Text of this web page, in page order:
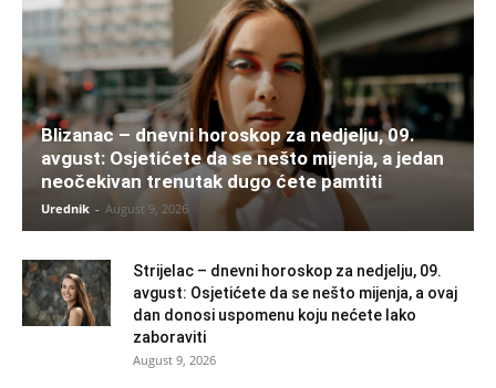
Blizanac – dnevni horoskop za nedjelju, 09.
avgust: Osjetićete da se nešto mijenja, a jedan
neočekivan trenutak dugo ćete pamtiti
Urednik - August 9, 2026
Strijelac – dnevni horoskop za nedjelju, 09.
avgust: Osjetićete da se nešto mijenja, a ovaj
dan donosi uspomenu koju nećete lako
zaboraviti
August 9, 2026